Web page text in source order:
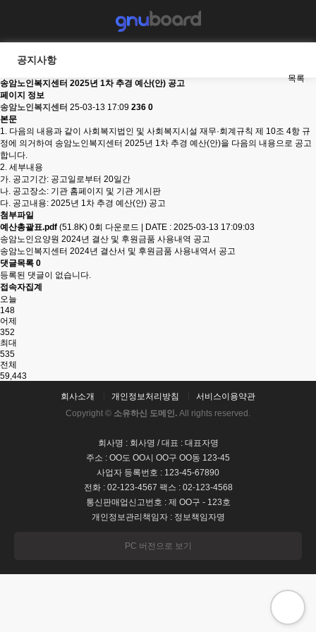
공지사항
목록
송암노인복지센터 2025년 1차 추경 예산(안) 공고
페이지 정보
송암노인복지센터 25-03-13 17:09 236 0
본문
1. 다음의 내용과 같이 사회복지법인 및 사회복지시설 재무·회계규칙 제 10조 4항 규
정에 의거하여 송암노인복지센터 2025년 1차 추경 예산(안)을 다음의 내용으로 공고
합니다.
2. 세부내용
가. 공고기간: 공고일로부터 20일간
나. 공고장소: 기관 홈페이지 및 기관 게시판
다. 공고내용: 2025년 1차 추경 예산(안) 공고
첨부파일
예산총괄표.pdf (51.8K) 0회 다운로드
DATE : 2025-03-13 17:09:03
송암노인요양원 2024년 결산 및 후원금품 사용내역 공고
송암노인복지센터 2024년 결산서 및 후원금품 사용내역서 공고
댓글목록 0
등록된 댓글이 없습니다.
접속자집계
오늘
148
어제
352
최대
535
전체
59,443
회사소개 개인정보처리방침
서비스이용약관
Copyright © 소유하신 도메인. All rights reserved.
회사명 : 회사명 / 대표 : 대표자명
주소 : OO도 OO시 OO구 OO동 123-45
사업자 등록번호 : 123-45-67890
전화 : 02-123-4567 팩스 : 02-123-4568
통신판매업신고번호 : 제 OO구 - 123호
개인정보관리책임자 : 정보책임자명
PC 버전으로 보기